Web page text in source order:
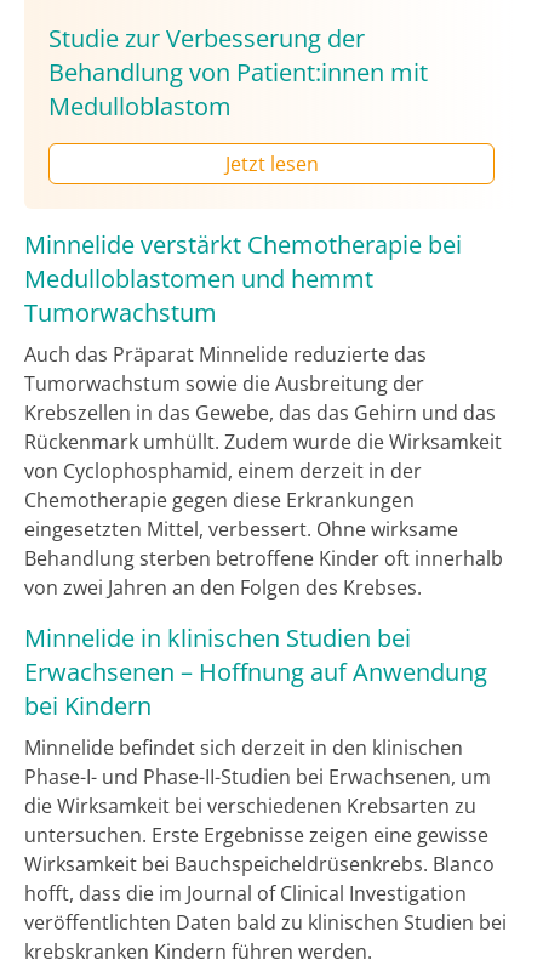
Studie zur Verbesserung der
Behandlung von Patient:innen mit
Medulloblastom
Jetzt lesen
Minnelide verstärkt Chemotherapie bei
Medulloblastomen und hemmt
Tumorwachstum
Auch das Präparat Minnelide reduzierte das
Tumorwachstum sowie die Ausbreitung der
Krebszellen in das Gewebe, das das Gehirn und das
Rückenmark umhüllt. Zudem wurde die Wirksamkeit
von Cyclophosphamid, einem derzeit in der
Chemotherapie gegen diese Erkrankungen
eingesetzten Mittel, verbessert. Ohne wirksame
Behandlung sterben betroffene Kinder oft innerhalb
von zwei Jahren an den Folgen des Krebses.
Minnelide in klinischen Studien bei
Erwachsenen – Hoffnung auf Anwendung
bei Kindern
Minnelide befindet sich derzeit in den klinischen
Phase-I- und Phase-II-Studien bei Erwachsenen, um
die Wirksamkeit bei verschiedenen Krebsarten zu
untersuchen. Erste Ergebnisse zeigen eine gewisse
Wirksamkeit bei Bauchspeicheldrüsenkrebs. Blanco
hofft, dass die im Journal of Clinical Investigation
veröffentlichten Daten bald zu klinischen Studien bei
krebskranken Kindern führen werden.